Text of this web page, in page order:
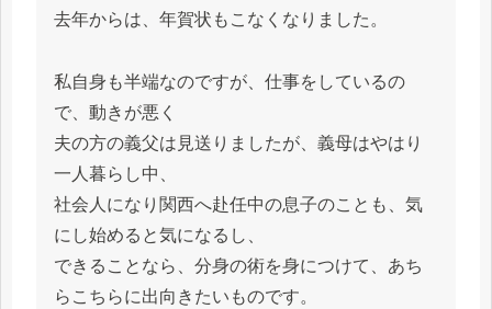
去年からは、年賀状もこなくなりました。
私自身も半端なのですが、仕事をしているの
で、動きが悪く
夫の方の義父は見送りましたが、義母はやはり
一人暮らし中、
社会人になり関西へ赴任中の息子のことも、気
にし始めると気になるし、
できることなら、分身の術を身につけて、あち
らこちらに出向きたいものです。